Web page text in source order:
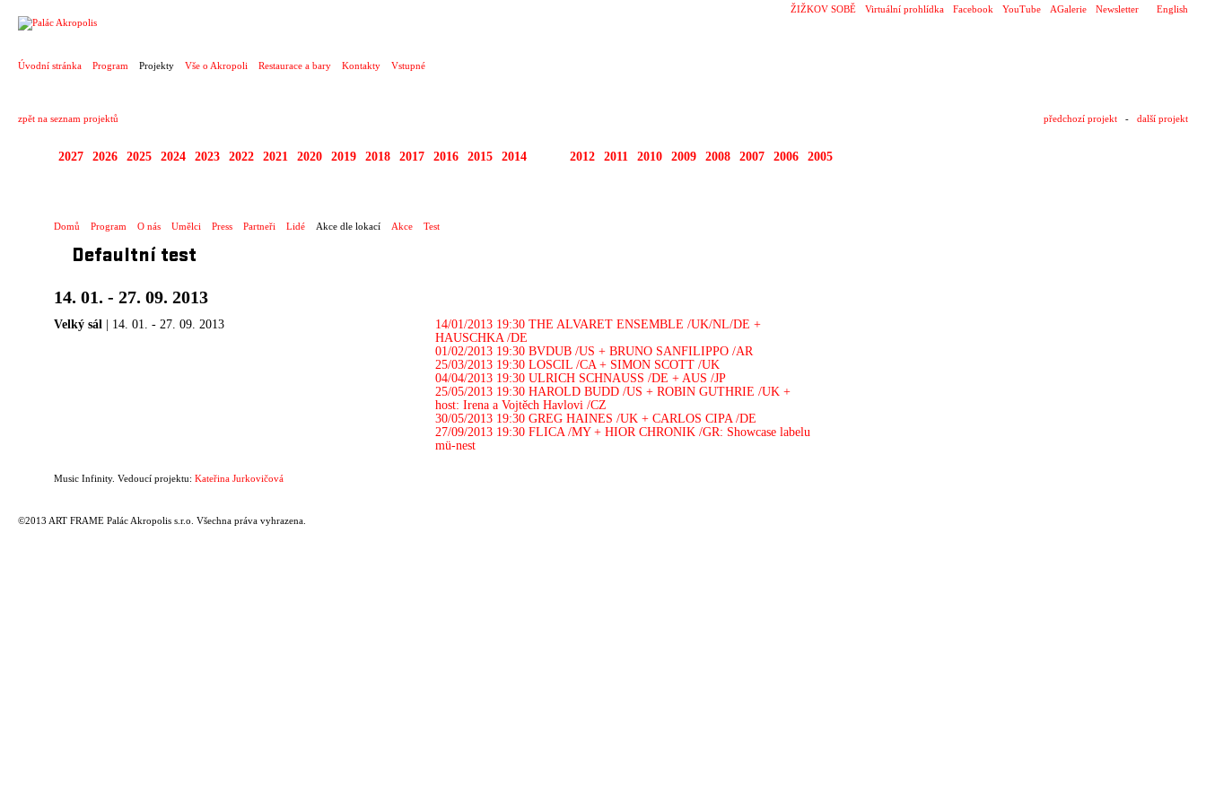
English
ŽIŽKOV SOBĚ Virtuální prohlídka Facebook YouTube AGalerie Newsletter
Úvodní stránka Program Projekty Vše o Akropoli Restaurace a bary Kontakty Vstupné
zpět na seznam projektů předchozí projekt - další projekt
2027 2026 2025 2024 2023 2022 2021 2020 2019 2018 2017 2016 2015 2014 2012 2011 2010 2009 2008 2007 2006 2005
Domů Program O nás Umělci Press Partneři Lidé Akce dle lokací Akce Test
Defaultní test
14. 01. - 27. 09. 2013
Velký sál | 14. 01. - 27. 09. 2013 14/01/2013 19:30 THE ALVARET ENSEMBLE /UK/NL/DE +
HAUSCHKA /DE
01/02/2013 19:30 BVDUB /US + BRUNO SANFILIPPO /AR
25/03/2013 19:30 LOSCIL /CA + SIMON SCOTT /UK
04/04/2013 19:30 ULRICH SCHNAUSS /DE + AUS /JP
25/05/2013 19:30 HAROLD BUDD /US + ROBIN GUTHRIE /UK +
host: Irena a Vojtěch Havlovi /CZ
30/05/2013 19:30 GREG HAINES /UK + CARLOS CIPA /DE
27/09/2013 19:30 FLICA /MY + HIOR CHRONIK /GR: Showcase labelu
mü-nest
Music Infinity. Vedoucí projektu: Kateřina Jurkovičová
©2013 ART FRAME Palác Akropolis s.r.o. Všechna práva vyhrazena.